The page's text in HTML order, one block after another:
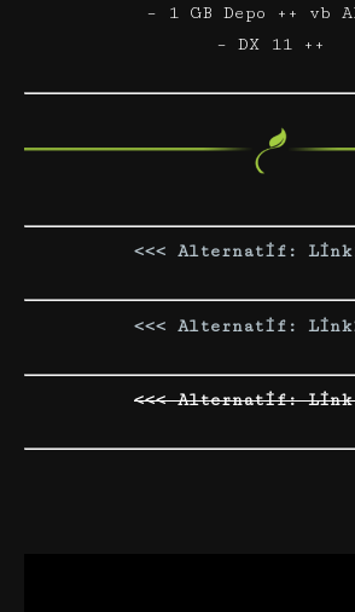
– 1 GB Depo ++ vb
– DX 11 ++
<<< Alternatif:
<<< Alternatif:
<<< Alternatif: